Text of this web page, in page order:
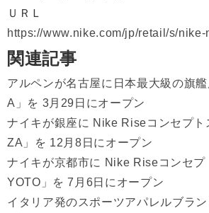
ＵＲＬ
https://www.nike.com/jp/retail/s/
関連記事
アルペンが名古屋に日本最大級の旗
A」を 3月29日にオープン
ナイキが銀座に Nike Riseコンセプト
ZA」を 12月8日にオープン
ナイキが京都市に Nike Riseコンセプ
YOTO」を 7月6日にオープン
イタリア発のスポーツアパレルブラ